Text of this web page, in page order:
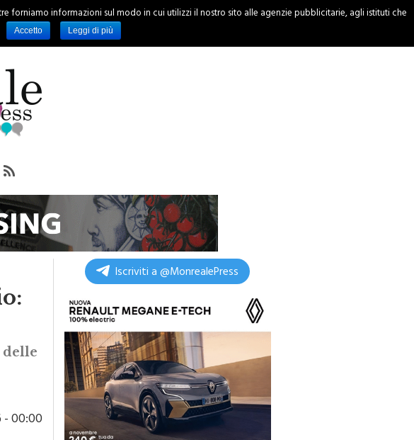
SPORT INCHIESTE
delle
- 00:00
Iscriviti a @MonrealePress
forniamo informazioni sul modo in cui utilizzi il nostro sito alle agenzie pubblicitarie, agli istituti che
Accetto Leggi di più